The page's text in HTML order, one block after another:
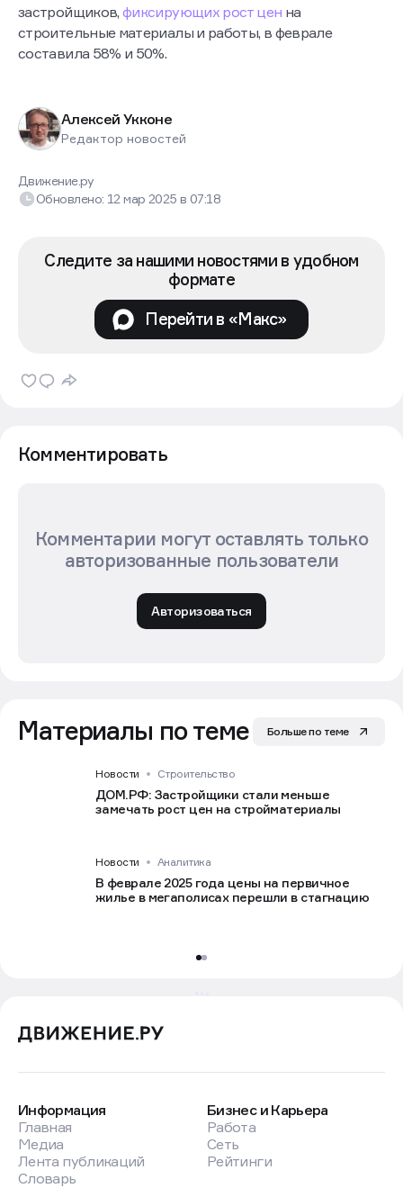
застройщиков,фиксирующих рост цен на
строительные материалы и работы, в феврале
составила 58% и 50%.
Алексей Укконе
Редактор новостей
Движение.ру
Обновлено: 12 мар 2025в 07:18
Следите за нашими новостями в удобном
формате
Перейти в «Макс»
Комментировать
Комментарии могут оставлять только
авторизованные пользователи
Авторизоваться
Материалы по теме Больше по теме
Новости Строительство
ДОМ.РФ: Застройщики стали меньше
замечать рост цен на стройматериалы
Новости Аналитика
В феврале 2025 года цены на первичное
жилье в мегаполисах перешли в стагнацию
Информация
Главная
Медиа
Лента публикаций
Словарь
Бизнес и Карьера
Работа
Сеть
Рейтинги